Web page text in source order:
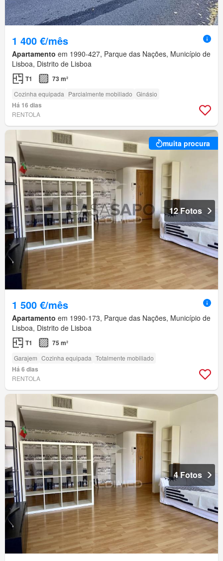
1 400 €/mês
Apartamento em 1990-427, Parque das Nações, Município de
Lisboa, Distrito de Lisboa
T1 73 m²
Cozinha equipada Parcialmente mobiliado Ginásio
Há 16 dias
RENTOLA
muita procura
12 Fotos
1 500 €/mês
Apartamento em 1990-173, Parque das Nações, Município de
Lisboa, Distrito de Lisboa
T1 75 m²
Garajem Cozinha equipada Totalmente mobiliado
Há 6 dias
RENTOLA
4 Fotos